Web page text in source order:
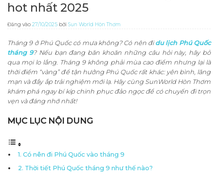
hot nhất 2025
Đăng vào 27/10/2025 bởi Sun World Hòn Thơm
Tháng 9 ở Phú Quốc có mưa không? Có nên đidu lịch Phú Quốc
tháng 9? Nếu bạn đang băn khoăn những câu hỏi này, hãy bỏ
qua mọi lo lắng. Tháng 9 không phải mùa cao điểm nhưng lại là
thời điểm “vàng” để tận hưởng Phú Quốc rất khác: yên bình, lãng
mạn và đầy ắp trải nghiệm mới lạ. Hãy cùng SunWorld Hòn Thơm
khám phá ngay bí kíp chinh phục đảo ngọc để có chuyến đi trọn
vẹn và đáng nhớ nhất!
MỤC LỤC NỘI DUNG
1. Có nên đi Phú Quốc vào tháng 9
2. Thời tiết Phú Quốc tháng 9 như thế nào?